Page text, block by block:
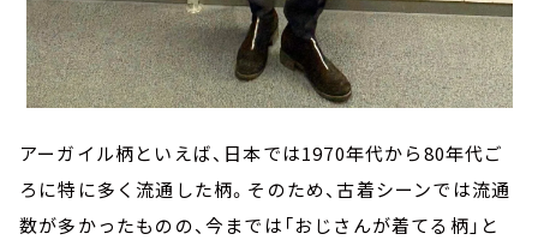
アーガイル柄といえば、日本では1970年代から80年代ご
ろに特に多く流通した柄。そのため、古着シーンでは流通
数が多かったものの、今までは「おじさんが着てる柄」と